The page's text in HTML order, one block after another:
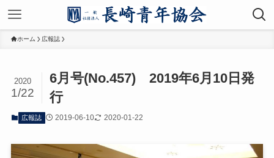
ホーム 広報誌
6月号(No.457) 2019年6月10日発
行
2020
1/22
広報誌 2019-06-10 2020-01-22